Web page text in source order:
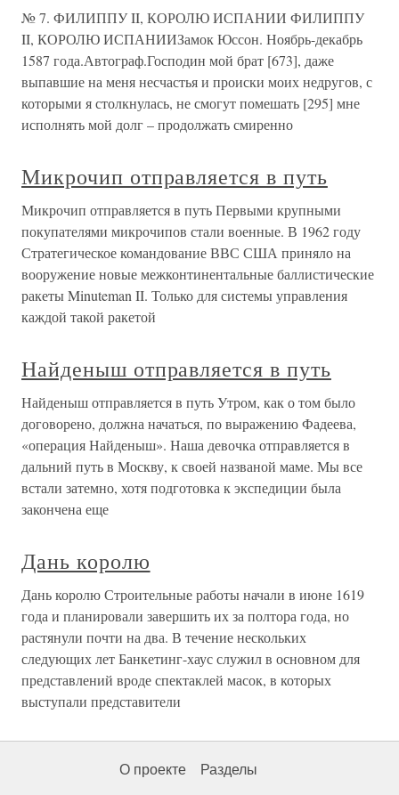
№ 7. ФИЛИППУ II, КОРОЛЮ ИСПАНИИ ФИЛИППУ
II, КОРОЛЮ ИСПАНИИЗамок Юссон. Ноябрь-декабрь
1587 года.Автограф.Господин мой брат [673], даже
выпавшие на меня несчастья и происки моих недругов, с
которыми я столкнулась, не смогут помешать [295] мне
исполнять мой долг – продолжать смиренно
Микрочип отправляется в путь
Микрочип отправляется в путь Первыми крупными
покупателями микрочипов стали военные. В 1962 году
Стратегическое командование ВВС США приняло на
вооружение новые межконтинентальные баллистические
ракеты Minuteman II. Только для системы управления
каждой такой ракетой
Найденыш отправляется в путь
Найденыш отправляется в путь Утром, как о том было
договорено, должна начаться, по выражению Фадеева,
«операция Найденыш». Наша девочка отправляется в
дальний путь в Москву, к своей названой маме. Мы все
встали затемно, хотя подготовка к экспедиции была
закончена еще
Дань королю
Дань королю Строительные работы начали в июне 1619
года и планировали завершить их за полтора года, но
растянули почти на два. В течение нескольких
следующих лет Банкетинг-хаус служил в основном для
представлений вроде спектаклей масок, в которых
выступали представители
О проекте Разделы